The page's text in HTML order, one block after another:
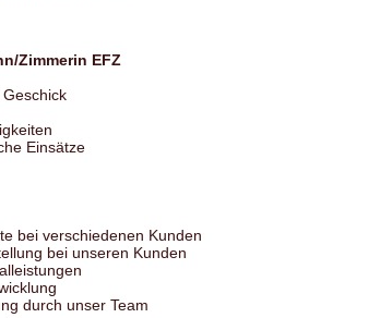
Zimmerin EFZ
Einsätze
bei verschiedenen Kunden
bei unseren Kunden
durch unser Team